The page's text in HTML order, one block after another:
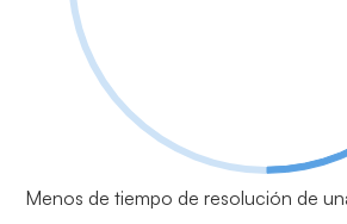
Menos de tiempo de resolución de